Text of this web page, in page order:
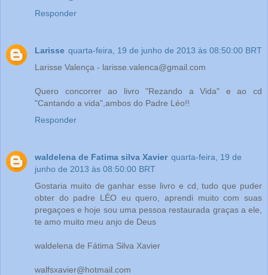
Responder
Larisse quarta-feira, 19 de junho de 2013 às 08:50:00 BRT
Larisse Valença - larisse.valenca@gmail.com
Quero concorrer ao livro "Rezando a Vida" e ao cd
"Cantando a vida",ambos do Padre Léo!!
Responder
waldelena de Fatima silva Xavier quarta-feira, 19 de
junho de 2013 às 08:50:00 BRT
Gostaria muito de ganhar esse livro e cd, tudo que puder
obter do padre LÉO eu quero, aprendi muito com suas
pregaçoes e hoje sou uma pessoa restaurada graças a ele,
te amo muito meu anjo de Deus
waldelena de Fátima Silva Xavier
walfsxavier@hotmail.com